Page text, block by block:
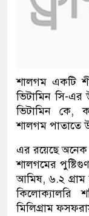
শালগম একটি
ভিটামিন সি-
ভিটামিন কে,
শালগম পাতাতে
এর রয়েছে অনেক
শালগমের
আমিষ, ৬.২ গ্রাম
কিলোক্যালরি
মিলিগ্রাম